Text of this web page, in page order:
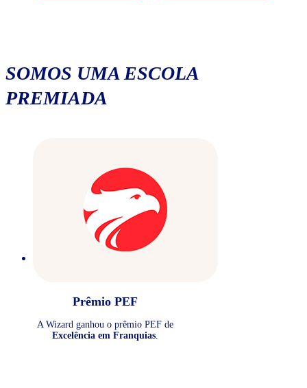
SOMOS UMA ESCOLA
PREMIADA
Prêmio PEF
A Wizard ganhou o prêmio PEF de
Excelência em Franquias.